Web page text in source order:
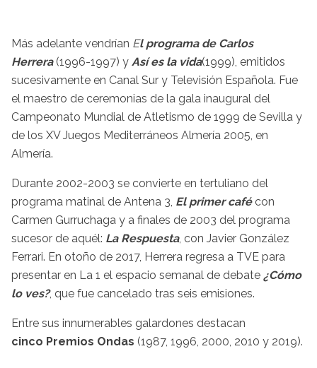
Más adelante vendrían El programa de Carlos
Herrera(1996-1997) y Así es la vida(1999), emitidos
sucesivamente en Canal Sur y Televisión Española. Fue
el maestro de ceremonias de la gala inaugural del
Campeonato Mundial de Atletismo de 1999 de Sevilla y
de los XV Juegos Mediterráneos Almería 2005, en
Almería.
Durante 2002-2003 se convierte en tertuliano del
programa matinal de Antena 3, El primer café con
Carmen Gurruchaga y a finales de 2003 del programa
sucesor de aquél: La Respuesta, con Javier González
Ferrari. En otoño de 2017, Herrera regresa a TVE para
presentar en La 1 el espacio semanal de debate ¿Cómo
lo ves?, que fue cancelado tras seis emisiones.
Entre sus innumerables galardones destacan
cinco Premios Ondas (1987, 1996, 2000, 2010 y 2019).